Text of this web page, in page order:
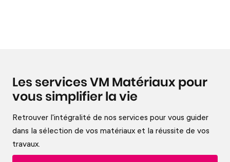
Les services VM Matériaux pour
vous simplifier la vie
Retrouver l'intégralité de nos services pour vous guider
dans la sélection de vos matériaux et la réussite de vos
travaux.